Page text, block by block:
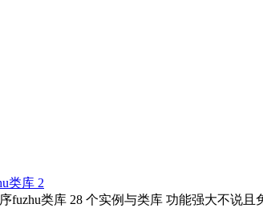
类库 2
fuzhu类库 28 个实例与类库 功能强大不说且